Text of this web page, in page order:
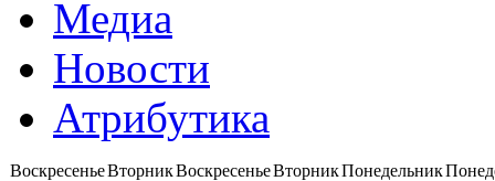
Медиа
Новости
Атрибутика
ВоскресеньеВторникВоскресеньеВторникПонедельник